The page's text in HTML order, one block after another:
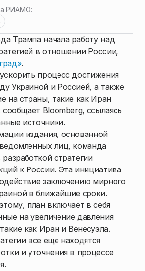
РИАМО:
Трампа начала работу над
в отношении России,
.
процесс достижения
Украиной и Россией, а также
на страны, такие как Иран
сообщает Bloomberg, ссылаясь
источники.
издания, основанной
лиц, команда
стратегии
к России. Эта инициатива
заключению мирного
в ближайшие сроки.
план включает в себя
на увеличение давления
как Иран и Венесуэла.
все еще находятся
и уточнения в процессе